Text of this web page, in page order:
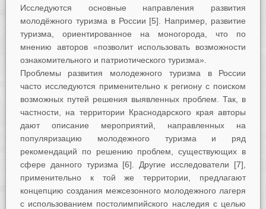
Исследуются основные направления развития
молодёжного туризма в России [5]. Например, развитие
туризма, ориентированное на моногорода, что по
мнению авторов «позволит использовать возможности
ознакомительного и патриотического туризма».
Проблемы развития молодежного туризма в России
часто исследуются применительно к региону с поиском
возможных путей решения выявленных проблем. Так, в
частности, на территории Краснодарского края авторы
дают описание мероприятий, направленных на
популяризацию молодежного туризма и ряд
рекомендаций по решению проблем, существующих в
сфере данного туризма [6]. Другие исследователи [7],
применительно к той же территории, предлагают
концепцию создания межсезонного молодежного лагеря
с использованием постолимпийского наследия с целью